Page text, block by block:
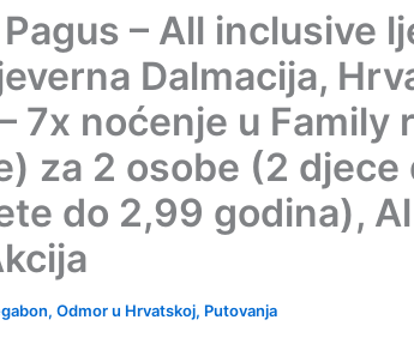
– All inclusive
Dalmacija,
7x noćenje u Family
za 2 osobe (2 djece
do 2,99 godina),
, Odmor u Hrvatskoj, Putovanja